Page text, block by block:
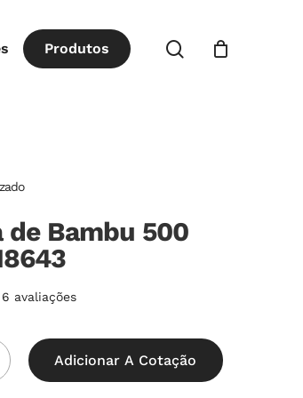
Produtos procurar
de Bambu 500
6 avaliações
Adicionar A Cotação